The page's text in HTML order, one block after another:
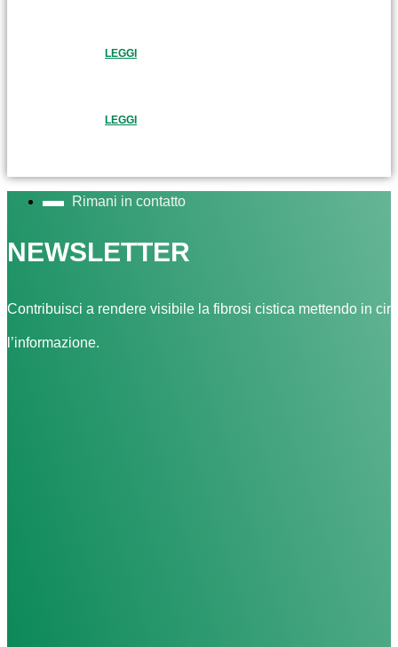
LEGGI
LEGGI
Rimani in contatto
NEWSLETTER
Contribuisci a rendere visibile la fibrosi cistica mettendo in
l’informazione.